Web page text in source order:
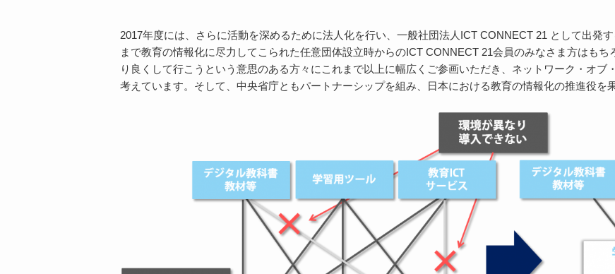
2017年度には、さらに活動を深めるために法人化を行い、一般社団法人ICT CONNECT 21 として出発
まで教育の情報化に尽力してこられた任意団体設立時からのICT CONNECT 21会員のみなさま方はも
り良くして行こうという意思のある方々にこれまで以上に幅広くご参画いただき、ネットワーク・オブ
考えています。そして、中央省庁ともパートナーシップを組み、日本における教育の情報化の推進役を